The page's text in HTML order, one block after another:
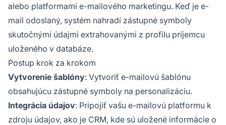
alebo platformami e-mailového marketingu. Keď je e-
mail odoslaný, systém nahradí zástupné symboly
skutočnými údajmi extrahovanými z profilu príjemcu
uloženého v databáze.
Postup krok za krokom
Vytvorenie šablóny: Vytvoriť e-mailovú šablónu
obsahujúcu zástupné symboly na personalizáciu.
Integrácia údajov: Pripojiť vašu e-mailovú platformu k
zdroju údajov, ako je CRM, kde sú uložené informácie o